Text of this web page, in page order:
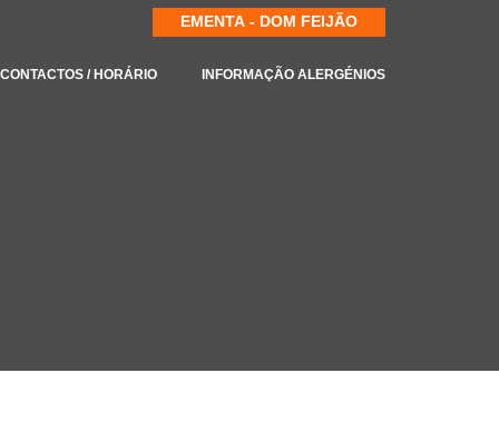
EMENTA - DOM FEIJÃO
CONTACTOS / HORÁRIO INFORMAÇÃO ALERGÉNIOS